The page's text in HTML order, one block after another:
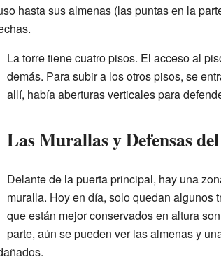
hasta sus almenas (las puntas en la
La torre tiene cuatro pisos. El acceso al
demás. Para subir a los otros pisos, se
allí, había aberturas verticales para
Las Murallas y Defensas
Delante de la puerta principal, hay una
muralla. Hoy en día, solo quedan algunos
que están mejor conservados en altura
parte, aún se pueden ver las almenas y